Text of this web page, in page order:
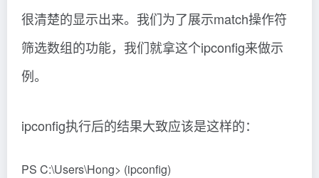
很清楚的显示出来。我们为了展示match操作符
筛选数组的功能，我们就拿这个ipconfig来做示
例。
ipconfig执行后的结果大致应该是这样的：
PS C:\Users\Hong> (ipconfig)